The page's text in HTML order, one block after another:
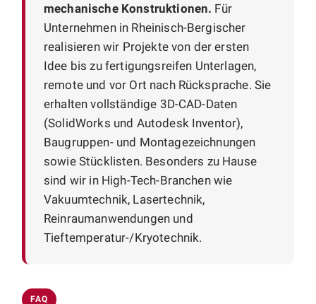
mechanische Konstruktionen. Für
Unternehmen in Rheinisch-Bergischer
realisieren wir Projekte von der ersten
Idee bis zu fertigungsreifen Unterlagen,
remote und vor Ort nach Rücksprache. Sie
erhalten vollständige 3D-CAD-Daten
(SolidWorks und Autodesk Inventor),
Baugruppen- und Montagezeichnungen
sowie Stücklisten. Besonders zu Hause
sind wir in High-Tech-Branchen wie
Vakuumtechnik, Lasertechnik,
Reinraumanwendungen und
Tieftemperatur-/Kryotechnik.
FAQ